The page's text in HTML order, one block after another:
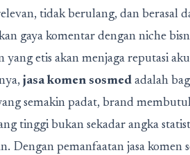
tidak berulang, dan berasal
gaya komentar dengan niche
yang etis akan menjaga reputasi
jasa komen sosmed adalah
semakin padat, brand
tinggi bukan sekadar angka
Dengan pemanfaatan jasa